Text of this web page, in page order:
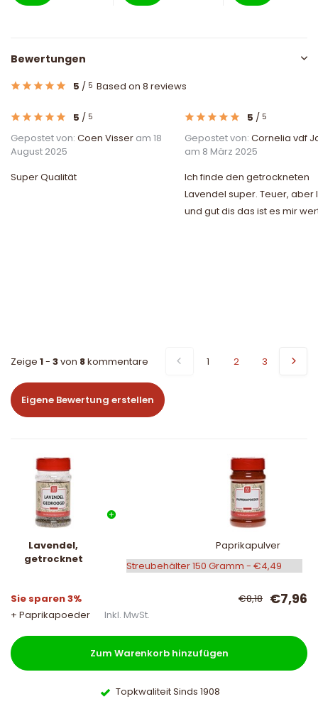
Bewertungen
5 / 5 Based on 8 reviews
5 / 5
Gepostet von: Coen Visser am 18
August 2025
Super Qualität
5 / 5
Gepostet von: Cornelia vdf
am 8 März 2025
Ich finde den getrockneten
Lavendel super. Teuer, aber
und gut dis das ist es mir
Zeige 1- 3von 8kommentare 1 2 3
Eigene Bewertung erstellen
Lavendel,
getrocknet
Paprikapulver
Sie sparen 3% €8,18 €7,96
+ Paprikapoeder Inkl. MwSt.
Zum Warenkorb hinzufügen
Topkwaliteit Sinds 1908